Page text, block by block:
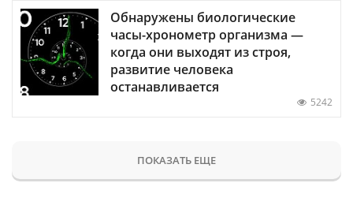
Обнаружены биологические
часы-хронометр организма —
когда они выходят из строя,
развитие человека
останавливается
5242
ПОКАЗАТЬ ЕЩЕ